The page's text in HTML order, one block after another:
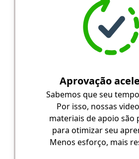
Aprovação
Sabemos que seu
Por isso, nossas
materiais de apoio são
para otimizar seu
Menos esforço, mais